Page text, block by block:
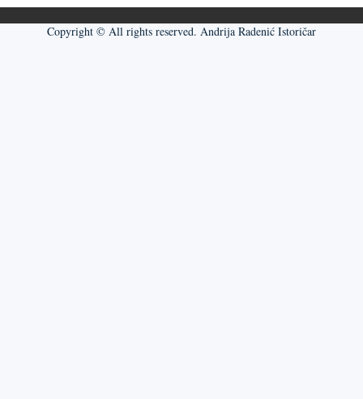
Copyright © All rights reserved. Andrija Radenić Istoričar